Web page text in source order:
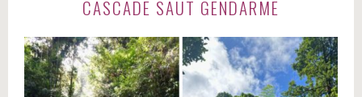
CASCADE SAUT GENDARME